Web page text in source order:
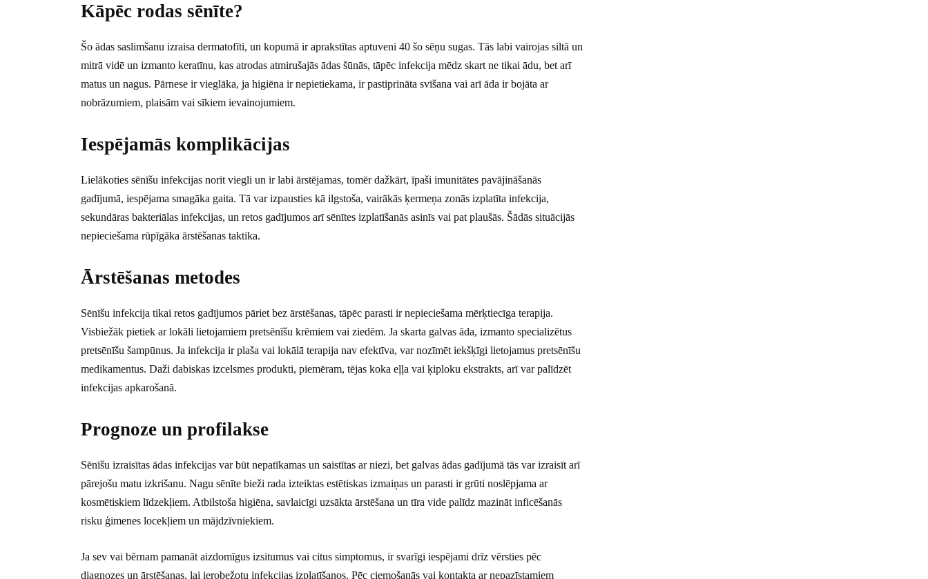
Kāpēc rodas sēnīte?
Šo ādas saslimšanu izraisa dermatofīti, un kopumā ir aprakstītas aptuveni 40 šo sēņu sugas. Tās labi vairojas siltā un
mitrā vidē un izmanto keratīnu, kas atrodas atmirušajās ādas šūnās, tāpēc infekcija mēdz skart ne tikai ādu, bet arī
matus un nagus. Pārnese ir vieglāka, ja higiēna ir nepietiekama, ir pastiprināta svīšana vai arī āda ir bojāta ar
nobrāzumiem, plaisām vai sīkiem ievainojumiem.
Iespējamās komplikācijas
Lielākoties sēnīšu infekcijas norit viegli un ir labi ārstējamas, tomēr dažkārt, īpaši imunitātes pavājināšanās
gadījumā, iespējama smagāka gaita. Tā var izpausties kā ilgstoša, vairākās ķermeņa zonās izplatīta infekcija,
sekundāras bakteriālas infekcijas, un retos gadījumos arī sēnītes izplatīšanās asinīs vai pat plaušās. Šādās situācijās
nepieciešama rūpīgāka ārstēšanas taktika.
Ārstēšanas metodes
Sēnīšu infekcija tikai retos gadījumos pāriet bez ārstēšanas, tāpēc parasti ir nepieciešama mērķtiecīga terapija.
Visbiežāk pietiek ar lokāli lietojamiem pretsēnīšu krēmiem vai ziedēm. Ja skarta galvas āda, izmanto specializētus
pretsēnīšu šampūnus. Ja infekcija ir plaša vai lokālā terapija nav efektīva, var nozīmēt iekšķīgi lietojamus pretsēnīšu
medikamentus. Daži dabiskas izcelsmes produkti, piemēram, tējas koka eļļa vai ķiploku ekstrakts, arī var palīdzēt
infekcijas apkarošanā.
Prognoze un profilakse
Sēnīšu izraisītas ādas infekcijas var būt nepatīkamas un saistītas ar niezi, bet galvas ādas gadījumā tās var izraisīt arī
pārejošu matu izkrišanu. Nagu sēnīte bieži rada izteiktas estētiskas izmaiņas un parasti ir grūti noslēpjama ar
kosmētiskiem līdzekļiem. Atbilstoša higiēna, savlaicīgi uzsākta ārstēšana un tīra vide palīdz mazināt inficēšanās
risku ģimenes locekļiem un mājdzīvniekiem.
Ja sev vai bērnam pamanāt aizdomīgus izsitumus vai citus simptomus, ir svarīgi iespējami drīz vērsties pēc
diagnozes un ārstēšanas, lai ierobežotu infekcijas izplatīšanos. Pēc ciemošanās vai kontakta ar nepazīstamiem